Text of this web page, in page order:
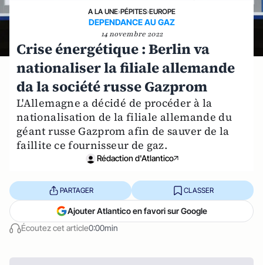
A LA UNE›PÉPITES›EUROPE
DEPENDANCE AU GAZ
14 novembre 2022
Crise énergétique : Berlin va
nationaliser la filiale allemande
da la société russe Gazprom
L'Allemagne a décidé de procéder à la
nationalisation de la filiale allemande du
géant russe Gazprom afin de sauver de la
faillite ce fournisseur de gaz.
Rédaction d'Atlantico
Écoutez cet article0:00min
PARTAGER CLASSER
Ajouter Atlantico en favori sur Google